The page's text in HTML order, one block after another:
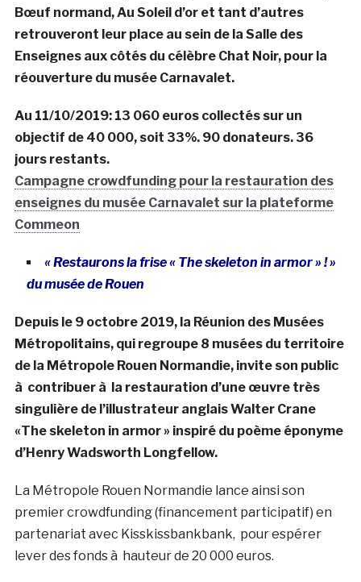
Bœuf normand, Au Soleil d’or et tant d’autres
retrouveront leur place au sein de la Salle des
Enseignes aux côtés du célèbre Chat Noir, pour la
réouverture du musée Carnavalet.
Au 11/10/2019: 13 060 euros collectés sur un
objectif de 40 000, soit 33%. 90 donateurs. 36
jours restants.
Campagne crowdfunding pour la restauration des
enseignes du musée Carnavalet sur la plateforme
Commeon
« Restaurons la frise « The skeleton in armor » ! »
du musée de Rouen
Depuis le 9 octobre 2019, la Réunion des Musées
Métropolitains, qui regroupe 8 musées du territoire
de la Métropole Rouen Normandie, invite son public
à contribuer à la restauration d’une œuvre très
singulière de l’illustrateur anglais Walter Crane
«The skeleton in armor » inspiré du poème éponyme
d’Henry Wadsworth Longfellow.
La Métropole Rouen Normandie lance ainsi son
premier crowdfunding (financement participatif) en
partenariat avec Kisskissbankbank, pour espérer
lever des fonds à hauteur de 20 000 euros.